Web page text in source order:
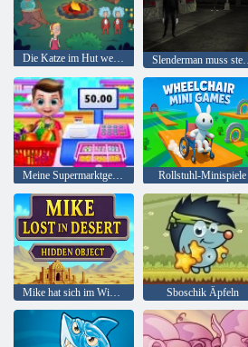
Die Katze im Hut weiß viel über das! Lagerzeit Slenderman muss sterben: Stille Straßen
Meine Supermarktgeschichte Rollstuhl-Minispiele
Mike hat sich im Wimmelbild der Wüste verirrt Sboschik Äpfeln